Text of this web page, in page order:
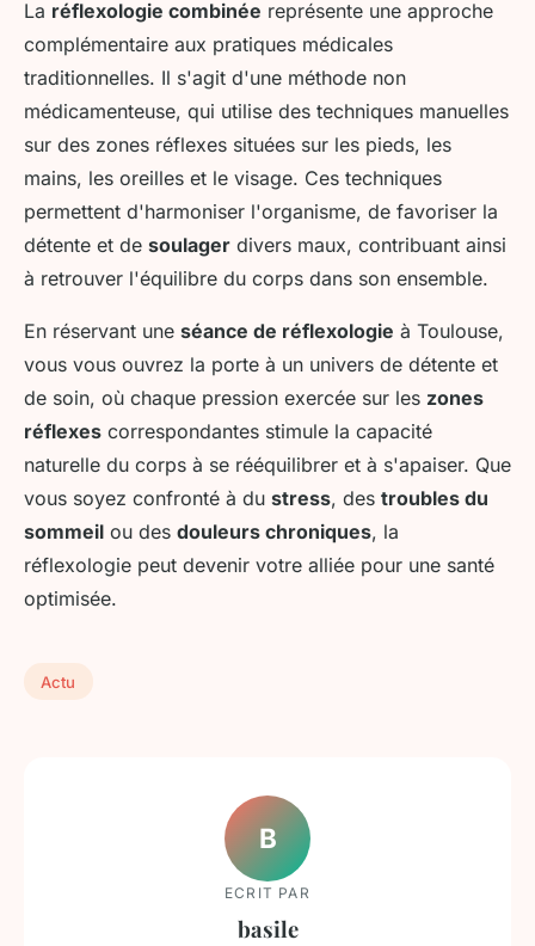
La réflexologie combinée représente une approche
complémentaire aux pratiques médicales
traditionnelles. Il s'agit d'une méthode non
médicamenteuse, qui utilise des techniques manuelles
sur des zones réflexes situées sur les pieds, les
mains, les oreilles et le visage. Ces techniques
permettent d'harmoniser l'organisme, de favoriser la
détente et de soulager divers maux, contribuant ainsi
à retrouver l'équilibre du corps dans son ensemble.
En réservant une séance de réflexologie à Toulouse,
vous vous ouvrez la porte à un univers de détente et
de soin, où chaque pression exercée sur les zones
réflexes correspondantes stimule la capacité
naturelle du corps à se rééquilibrer et à s'apaiser. Que
vous soyez confronté à du stress, des troubles du
sommeil ou des douleurs chroniques, la
réflexologie peut devenir votre alliée pour une santé
optimisée.
Actu
B
ECRIT PAR
basile